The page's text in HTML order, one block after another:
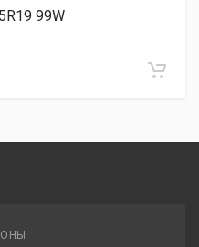
235/45R19 99W
99W